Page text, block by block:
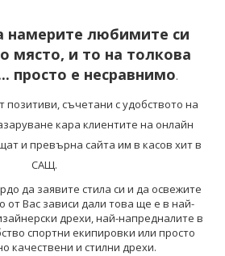
намерите любимите си
място, и то на толкова
просто е несравнимо.
позитиви, съчетани с удобството на
кара клиентите на онлайн
и превърна сайта им в касов хит в
САЩ.
да заявите стила си и да освежите
от Вас зависи дали това ще е в най-
дрехи, най-напредналите в
спортни екипировки или просто
качествени и стилни дрехи.